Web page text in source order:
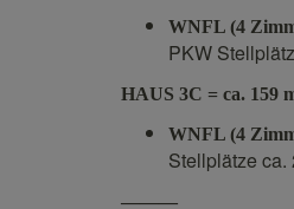
WNFL (4
PKW
HAUS 3C = ca. 159
WNFL (4
Stellplätze ca.
———